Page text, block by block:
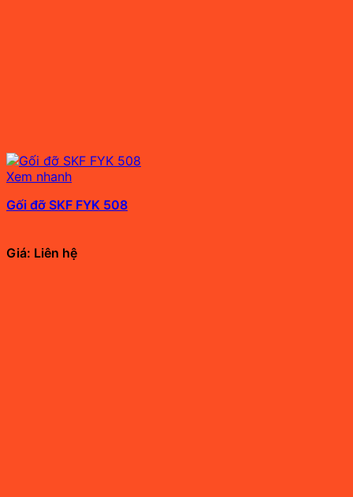
Xem nhanh
Gối đỡ SKF FYK 508
Giá: Liên hệ